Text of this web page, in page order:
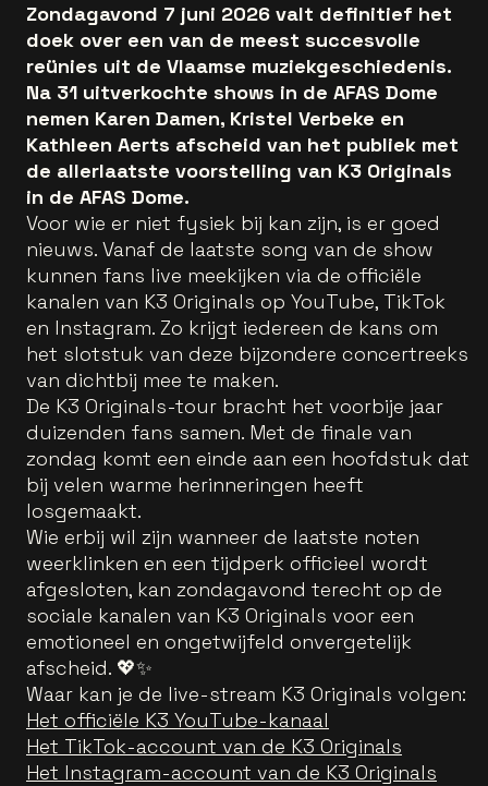
Zondagavond 7 juni 2026 valt definitief het
doek over een van de meest succesvolle
reünies uit de Vlaamse muziekgeschiedenis.
Na 31 uitverkochte shows in de AFAS Dome
nemen Karen Damen, Kristel Verbeke en
Kathleen Aerts afscheid van het publiek met
de allerlaatste voorstelling van K3 Originals
in de AFAS Dome.
Voor wie er niet fysiek bij kan zijn, is er goed
nieuws. Vanaf de laatste song van de show
kunnen fans live meekijken via de officiële
kanalen van K3 Originals op YouTube, TikTok
en Instagram. Zo krijgt iedereen de kans om
het slotstuk van deze bijzondere concertreeks
van dichtbij mee te maken.
De K3 Originals-tour bracht het voorbije jaar
duizenden fans samen. Met de finale van
zondag komt een einde aan een hoofdstuk dat
bij velen warme herinneringen heeft
losgemaakt.
Wie erbij wil zijn wanneer de laatste noten
weerklinken en een tijdperk officieel wordt
afgesloten, kan zondagavond terecht op de
sociale kanalen van K3 Originals voor een
emotioneel en ongetwijfeld onvergetelijk
afscheid. 💖✨
Waar kan je de live-stream K3 Originals volgen:
Het officiële K3 YouTube-kanaal
Het TikTok-account van de K3 Originals
Het Instagram-account van de K3 Originals